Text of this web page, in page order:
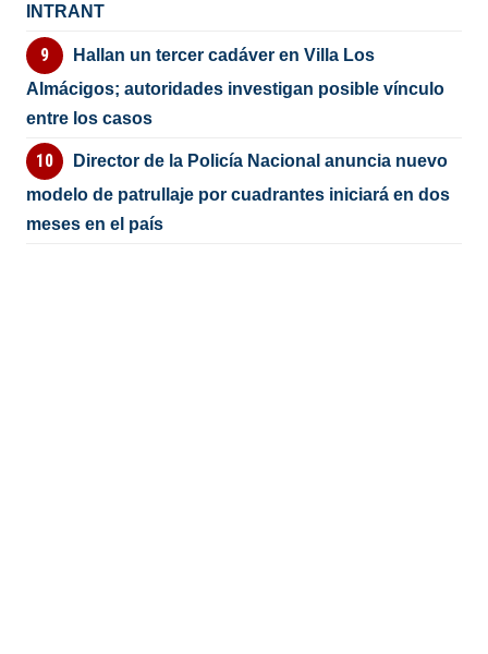
INTRANT
Hallan un tercer cadáver en Villa Los
Almácigos; autoridades investigan posible vínculo
entre los casos
Director de la Policía Nacional anuncia nuevo
modelo de patrullaje por cuadrantes iniciará en dos
meses en el país